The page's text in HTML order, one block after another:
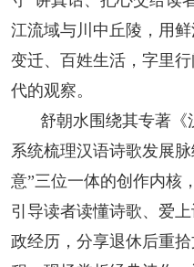
江流域与川中丘陵，用
变迁、百姓生活，字里
代的观察。
舒朝水围绕其专著《
系统梳理汉语诗歌发展脉
意”三位一体的创作内核
引导读者读懂诗歌、爱
政经历，分享退休后重